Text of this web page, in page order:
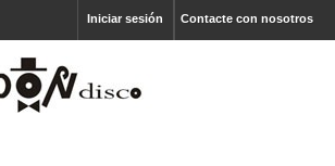
Contacte con nosotros
Iniciar sesión